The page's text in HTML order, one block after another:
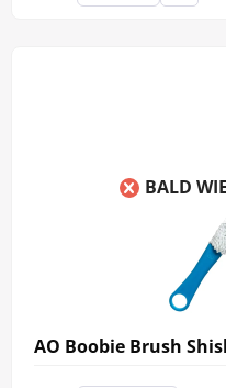
BALD
AO Boobie Brush